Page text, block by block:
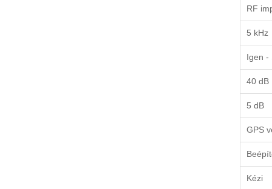
RF
5 kHz
Igen -
40 dB
5 dB
GPS
Kézi